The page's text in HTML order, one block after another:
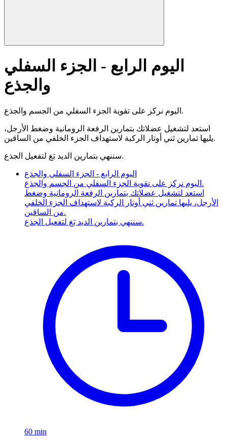
اليوم الرابع - الجزء السفلي
والجذع
اليوم نركز على تقوية الجزء السفلي من الجسم والجذع.
استعد لتشغيل عضلاتك بتمارين الرفعة الرومانية وضغط الأرجل،
يليها تمارين ثني أوتار الركبة لاستهداف الجزء الخلفي من الساقين.
سننهي بتمارين الديد بَغ لتفعيل الجذع.
اليوم الرابع - الجزء السفلي والجذع
اليوم نركز على تقوية الجزء السفلي من الجسم والجذع.
استعد لتشغيل عضلاتك بتمارين الرفعة الرومانية وضغط
الأرجل، يليها تمارين ثني أوتار الركبة لاستهداف الجزء الخلفي
من الساقين.
سننهي بتمارين الديد بَغ لتفعيل الجذع.
60 min